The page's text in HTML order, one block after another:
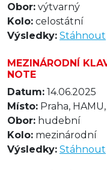
Obor: výtvarný
Kolo: celostátní
Výsledky: Stáhnout
MEZINÁRODNÍ
NOTE
Datum: 14.06.2025
Místo: Praha,
Obor: hudební
Kolo: mezinárodní
Výsledky: Stáhnout